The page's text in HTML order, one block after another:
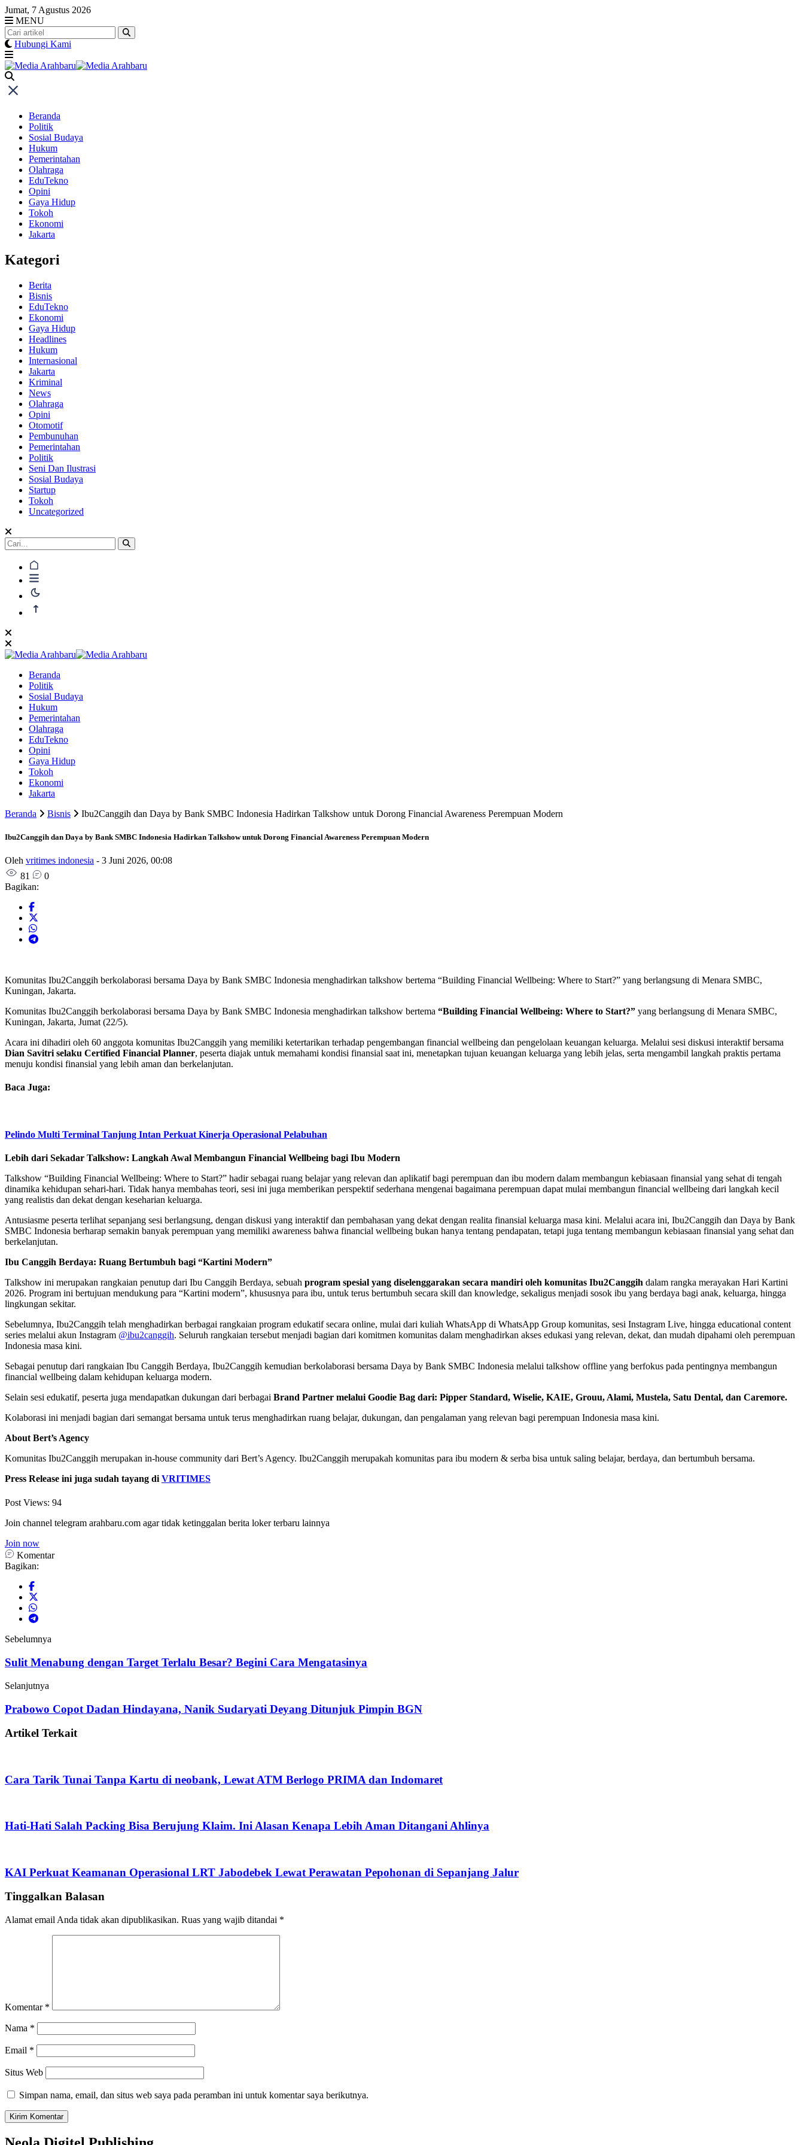
Skip
to
content
Jumat, 7 Agustus 2026
MENU
Hubungi Kami
Beranda
Politik
Sosial Budaya
Hukum
Pemerintahan
Olahraga
EduTekno
Opini
Gaya Hidup
Tokoh
Ekonomi
Jakarta
Kategori
Berita
Bisnis
EduTekno
Ekonomi
Gaya Hidup
Headlines
Hukum
Internasional
Jakarta
Kriminal
News
Olahraga
Opini
Otomotif
Pembunuhan
Pemerintahan
Politik
Seni Dan Ilustrasi
Sosial Budaya
Startup
Tokoh
Uncategorized
Beranda
Politik
Sosial Budaya
Hukum
Pemerintahan
Olahraga
EduTekno
Opini
Gaya Hidup
Tokoh
Ekonomi
Jakarta
Beranda
Bisnis Ibu2Canggih dan Daya by Bank SMBC Indonesia Hadirkan Talkshow untuk Dorong Financial Awareness Perempuan Modern
Ibu2Canggih dan Daya by Bank SMBC Indonesia Hadirkan Talkshow untuk Dorong Financial Awareness Perempuan Modern
Oleh vritimes indonesia - 3 Juni 2026, 00:08
81
0
Bagikan:
Komunitas Ibu2Canggih berkolaborasi bersama Daya by Bank SMBC Indonesia menghadirkan talkshow bertema “Building Financial Wellbeing: Where to Start?” yang berlangsung di Menara SMBC,
Kuningan, Jakarta.
Komunitas Ibu2Canggih berkolaborasi bersama Daya by Bank SMBC Indonesia menghadirkan talkshow bertema “Building Financial Wellbeing: Where to Start?” yang berlangsung di Menara SMBC,
Kuningan, Jakarta, Jumat (22/5).
Acara ini dihadiri oleh 60 anggota komunitas Ibu2Canggih yang memiliki ketertarikan terhadap pengembangan financial wellbeing dan pengelolaan keuangan keluarga. Melalui sesi diskusi interaktif bersama
Dian Savitri selaku Certified Financial Planner, peserta diajak untuk memahami kondisi finansial saat ini, menetapkan tujuan keuangan keluarga yang lebih jelas, serta mengambil langkah praktis pertama
menuju kondisi finansial yang lebih aman dan berkelanjutan.
Baca Juga:
Pelindo Multi Terminal Tanjung Intan Perkuat Kinerja Operasional Pelabuhan
Lebih dari Sekadar Talkshow: Langkah Awal Membangun Financial Wellbeing bagi Ibu Modern
Talkshow “Building Financial Wellbeing: Where to Start?” hadir sebagai ruang belajar yang relevan dan aplikatif bagi perempuan dan ibu modern dalam membangun kebiasaan finansial yang sehat di tengah
dinamika kehidupan sehari-hari. Tidak hanya membahas teori, sesi ini juga memberikan perspektif sederhana mengenai bagaimana perempuan dapat mulai membangun financial wellbeing dari langkah kecil
yang realistis dan dekat dengan keseharian keluarga.
Antusiasme peserta terlihat sepanjang sesi berlangsung, dengan diskusi yang interaktif dan pembahasan yang dekat dengan realita finansial keluarga masa kini. Melalui acara ini, Ibu2Canggih dan Daya by Bank
SMBC Indonesia berharap semakin banyak perempuan yang memiliki awareness bahwa financial wellbeing bukan hanya tentang pendapatan, tetapi juga tentang membangun kebiasaan finansial yang sehat dan
berkelanjutan.
Ibu Canggih Berdaya: Ruang Bertumbuh bagi “Kartini Modern”
Talkshow ini merupakan rangkaian penutup dari Ibu Canggih Berdaya, sebuah program spesial yang diselenggarakan secara mandiri oleh komunitas Ibu2Canggih dalam rangka merayakan Hari Kartini
2026. Program ini bertujuan mendukung para “Kartini modern”, khususnya para ibu, untuk terus bertumbuh secara skill dan knowledge, sekaligus menjadi sosok ibu yang berdaya bagi anak, keluarga, hingga
lingkungan sekitar.
Sebelumnya, Ibu2Canggih telah menghadirkan berbagai rangkaian program edukatif secara online, mulai dari kuliah WhatsApp di WhatsApp Group komunitas, sesi Instagram Live, hingga educational content
series melalui akun Instagram @ibu2canggih. Seluruh rangkaian tersebut menjadi bagian dari komitmen komunitas dalam menghadirkan akses edukasi yang relevan, dekat, dan mudah dipahami oleh perempuan
Indonesia masa kini.
Sebagai penutup dari rangkaian Ibu Canggih Berdaya, Ibu2Canggih kemudian berkolaborasi bersama Daya by Bank SMBC Indonesia melalui talkshow offline yang berfokus pada pentingnya membangun
financial wellbeing dalam kehidupan keluarga modern.
Selain sesi edukatif, peserta juga mendapatkan dukungan dari berbagai Brand Partner melalui Goodie Bag dari: Pipper Standard, Wiselie, KAIE, Grouu, Alami, Mustela, Satu Dental, dan Caremore.
Kolaborasi ini menjadi bagian dari semangat bersama untuk terus menghadirkan ruang belajar, dukungan, dan pengalaman yang relevan bagi perempuan Indonesia masa kini.
About Bert’s Agency
Komunitas Ibu2Canggih merupakan in-house community dari Bert’s Agency. Ibu2Canggih merupakah komunitas para ibu modern & serba bisa untuk saling belajar, berdaya, dan bertumbuh bersama.
Press Release ini juga sudah tayang di VRITIMES
Post Views: 94
Join channel telegram arahbaru.com agar tidak ketinggalan berita loker terbaru lainnya
Join now
Komentar
Bagikan:
Sebelumnya
Sulit Menabung dengan Target Terlalu Besar? Begini Cara Mengatasinya
Selanjutnya
Prabowo Copot Dadan Hindayana, Nanik Sudaryati Deyang Ditunjuk Pimpin BGN
Artikel Terkait
Cara Tarik Tunai Tanpa Kartu di neobank, Lewat ATM Berlogo PRIMA dan Indomaret
Hati-Hati Salah Packing Bisa Berujung Klaim. Ini Alasan Kenapa Lebih Aman Ditangani Ahlinya
KAI Perkuat Keamanan Operasional LRT Jabodebek Lewat Perawatan Pepohonan di Sepanjang Jalur
Tinggalkan Balasan
Alamat email Anda tidak akan dipublikasikan. Ruas yang wajib ditandai *
Komentar *
Nama *
Email *
Situs Web
Simpan nama, email, dan situs web saya pada peramban ini untuk komentar saya berikutnya.